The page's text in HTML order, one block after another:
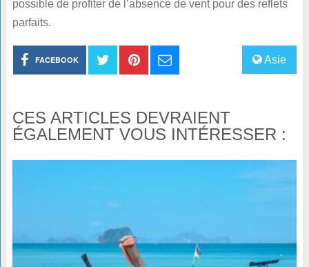
possible de profiter de l’absence de vent pour des reflets
parfaits.
Asie
FACEBOOK
CES ARTICLES DEVRAIENT
ÉGALEMENT VOUS INTÉRESSER :